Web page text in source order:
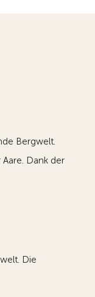
Bergwelt.
Dank der
Die